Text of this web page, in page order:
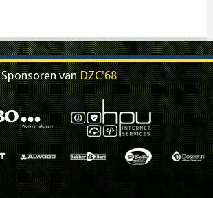
Sponsoren vanDZC'68